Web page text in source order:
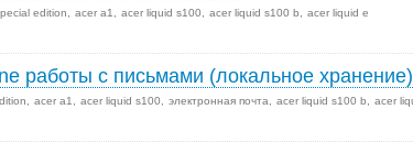
edition acer a1 acer liquid s100 acer liquid s100 b acer liquid e
работы с письмами (локальное
acer a1 acer liquid s100 электронная почта acer liquid s100 b acer